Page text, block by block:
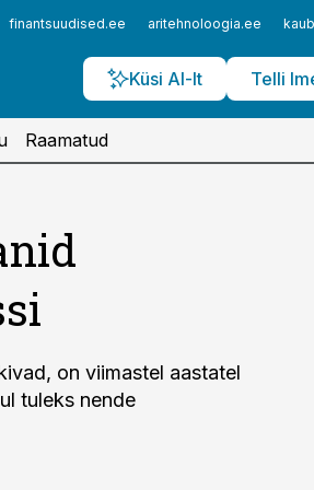
finantsuudised.ee aritehnoloogia.ee
Küsi AI-lt Telli
Raamatud
on viimastel aastatel
tuleks nende